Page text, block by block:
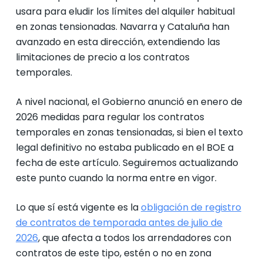
usara para eludir los límites del alquiler habitual
en zonas tensionadas. Navarra y Cataluña han
avanzado en esta dirección, extendiendo las
limitaciones de precio a los contratos
temporales.
A nivel nacional, el Gobierno anunció en enero de
2026 medidas para regular los contratos
temporales en zonas tensionadas, si bien el texto
legal definitivo no estaba publicado en el BOE a
fecha de este artículo. Seguiremos actualizando
este punto cuando la norma entre en vigor.
Lo que sí está vigente es laobligación de registro
de contratos de temporada antes de julio de
2026, que afecta a todos los arrendadores con
contratos de este tipo, estén o no en zona